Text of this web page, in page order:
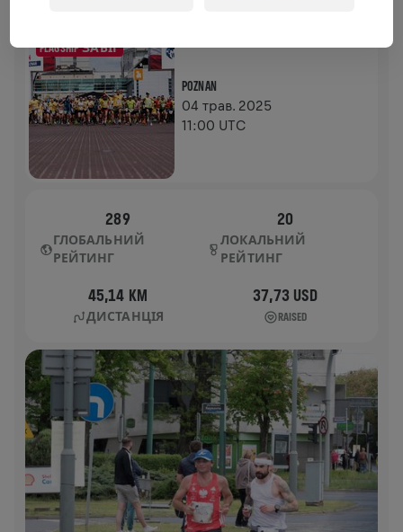
FLAGSHIP ЗАБІГ
POZNAN
04 трав. 2025
11:00 UTC
289
ГЛОБАЛЬНИЙ
РЕЙТИНГ
20
ЛОКАЛЬНИЙ
РЕЙТИНГ
45,14 KM
ДИСТАНЦІЯ
37,73 USD
RAISED